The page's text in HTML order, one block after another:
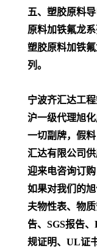
五、塑胶原料
原料加铁氟龙
塑胶原料加铁
列。
宁波齐汇达工
沪一级代理旭
一切副牌，假
汇达有限公司
迎来电咨询订
如果对我们的
夫物性表、物
告、SGS报告
规证明、UL证